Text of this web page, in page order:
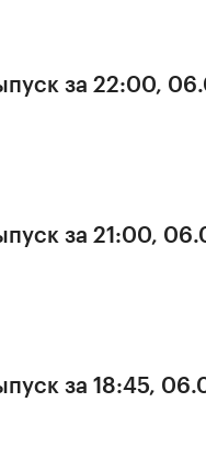
за 22:00,
за 21:00,
за 18:45,